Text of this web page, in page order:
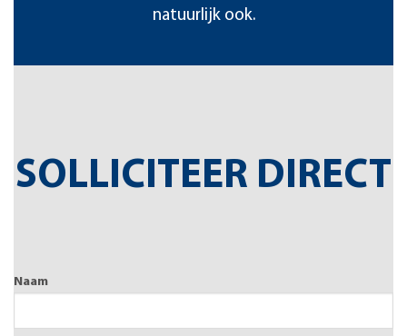
natuurlijk ook.
SOLLICITEER DIRECT
Naam